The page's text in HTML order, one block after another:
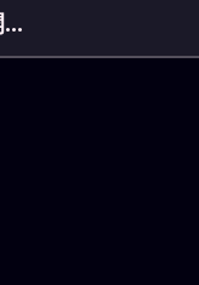
そのまま維持されます
ート。
トネストラッキング、